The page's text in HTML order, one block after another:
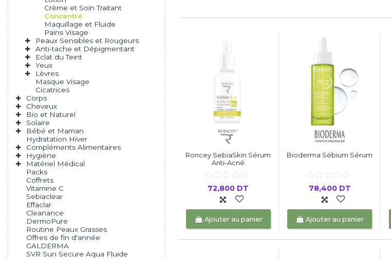
Crème et Soin Traitant
Concentré
Maquillage et Fluide
Pains Visage
Peaux Sensibles et Rougeurs
Anti-tache et Dépigmentant
Eclat du Teint
Yeux
Lèvres
Masque Visage
Cicatrices
Corps
Cheveux
Bio et Naturel
Solaire
Bébé et Maman
Hydratation Hiver
Compléments Alimentaires
Hygiène
Matériel Médical
Packs
Coffrets
Vitamine C
Sebiaclear
Effaclar
Cleanance
DermoPure
Routine Peaux Grasses
Offres de fin d'année
GALDERMA
SVR Sun Secure Aqua Fluide
Roncey SebiaSkin Sérum
Anti-Acné
72,800 DT
Ajouter au panier
Bioderma Sébium Sérum
78,400 DT
Ajouter au panier